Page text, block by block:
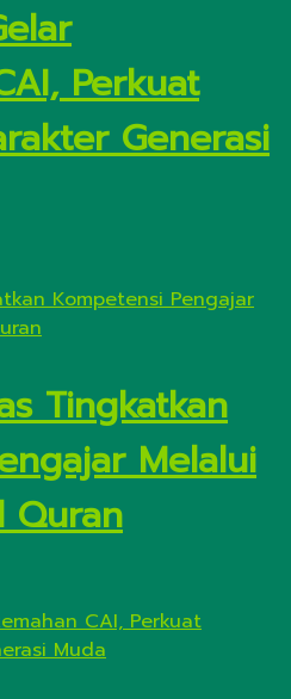
Perkuat
Generasi
Tingkatkan
Melalui
Quran